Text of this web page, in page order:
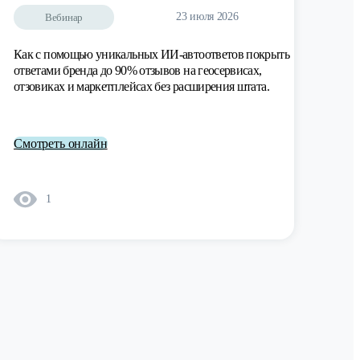
Вебинар 23 июля 2026
Как с помощью уникальных ИИ-автоответов покрыть
ответами бренда до 90% отзывов на геосервисах,
отзовиках и маркетплейсах без расширения штата.
Смотреть онлайн
1